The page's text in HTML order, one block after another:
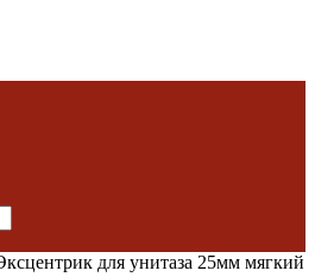
для унитаза 25мм мягкий